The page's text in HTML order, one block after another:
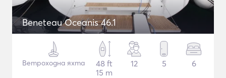
Beneteau Oceanis 46.1
Ветроходна яхта
48 ft
15 m
12 5 6